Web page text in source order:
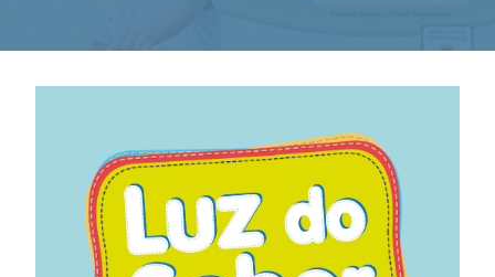
Ensino Fundamental I
Blog
Contato
Construir Digital